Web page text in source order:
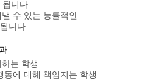
니다.
수 있는 능률적인
니다.
는 학생
동에 대해 책임지는 학생